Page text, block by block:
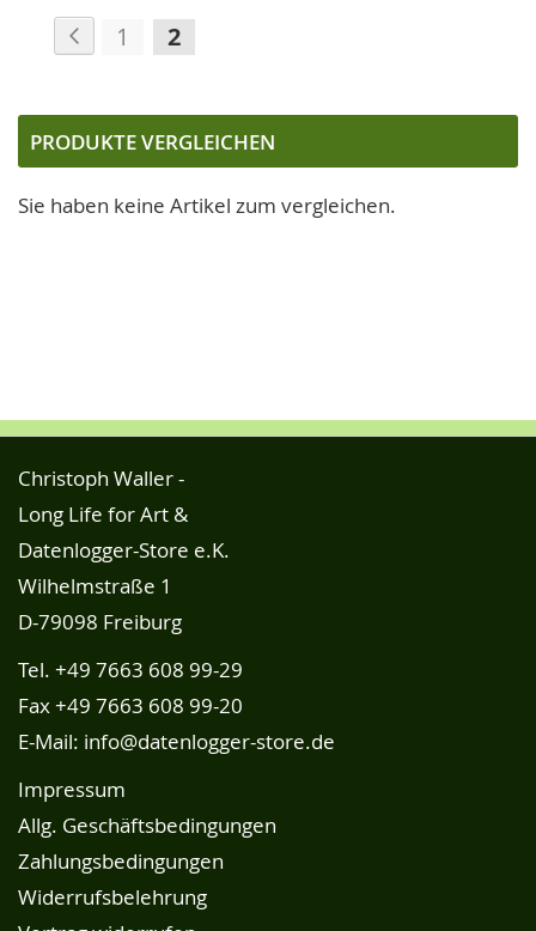
Seite
Seite
ZurückSeite
1
Sie
gerade
die
2
PRODUKTE VERGLEICHEN
Sie haben keine Artikel zum vergleichen.
Christoph Waller -
Long Life for Art &
Datenlogger-Store e.K.
Wilhelmstraße 1
D-79098 Freiburg
Tel. +49 7663 608 99-29
Fax +49 7663 608 99-20
E-Mail: info@datenlogger-store.de
Impressum
Allg. Geschäftsbedingungen
Zahlungsbedingungen
Widerrufsbelehrung